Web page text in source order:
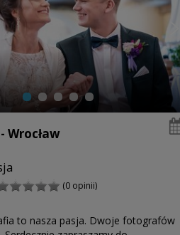
Wrocław
(0 opinii)
to nasza pasja. Dwoje fotografów